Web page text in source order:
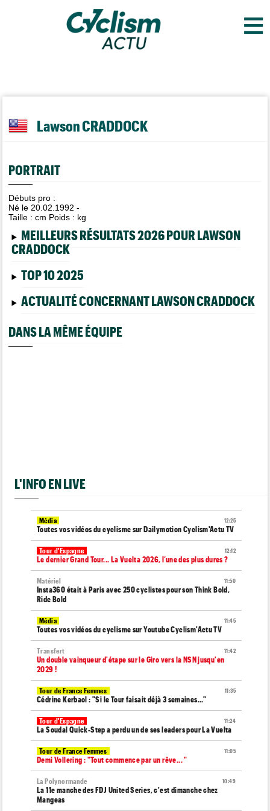
≡
Lawson CRADDOCK
PORTRAIT
Débuts pro :
Né le 20.02.1992 -
Taille :cm Poids : kg
MEILLEURS RÉSULTATS 2026 POUR LAWSON
CRADDOCK
TOP 10 2025
ACTUALITÉ CONCERNANT LAWSON CRADDOCK
DANS LA MÊME ÉQUIPE
L'INFO EN LIVE
12:25
Média
Toutes vos vidéos du cyclisme sur Dailymotion Cyclism'Actu TV
12:12
Tour d'Espagne
Le dernier Grand Tour... La Vuelta 2026, l’une des plus dures ?
11:50
Matériel
Insta360 était à Paris avec 250 cyclistes pour son Think Bold,
Ride Bold
11:45
Média
Toutes vos vidéos du cyclisme sur Youtube Cyclism'Actu TV
11:42
Transfert
Un double vainqueur d'étape sur le Giro vers la NSN jusqu'en
2029 !
11:35
Tour de France Femmes
Cédrine Kerbaol : "Si le Tour faisait déjà 3 semaines..."
11:24
Tour d'Espagne
La Soudal Quick-Step a perdu un de ses leaders pour La Vuelta
11:05
Tour de France Femmes
Demi Vollering : "Tout commence par un rêve... "
10:49
La Polynormande
La 11e manche des FDJ United Series, c'est dimanche chez
Mangeas